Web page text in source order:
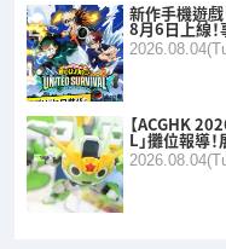
新作手機遊戲
8月6日上線
【ACGHK
L」攤位報導